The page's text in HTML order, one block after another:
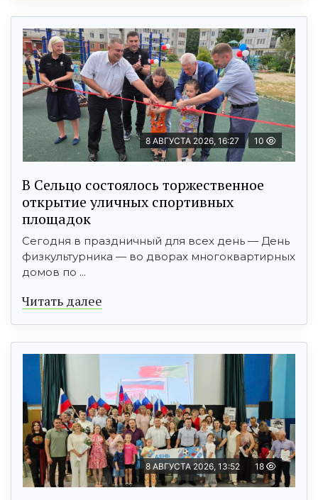
8 АВГУСТА 2026, 16:27 10
В Сельцо состоялось торжественное
открытие уличных спортивных
площадок
Сегодня в праздничный для всех день — День
физкультурника — во дворах многоквартирных
домов по ...
Читать далее
8 АВГУСТА 2026, 13:52 18